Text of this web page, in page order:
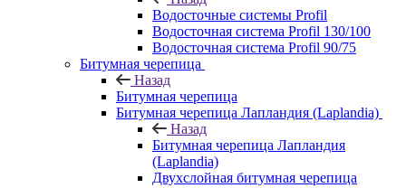
Водосточные системы Profil
Водосточная система Profil 130/100
Водосточная система Profil 90/75
Битумная черепица
Назад
Битумная черепица
Битумная черепица Лапландия (Laplandia)
Назад
Битумная черепица Лапландия
(Laplandia)
Двухслойная битумная черепица